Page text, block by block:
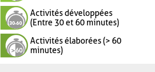
Activités développées
(Entre 30 et 60 minutes)
Activités élaborées (> 60
minutes)